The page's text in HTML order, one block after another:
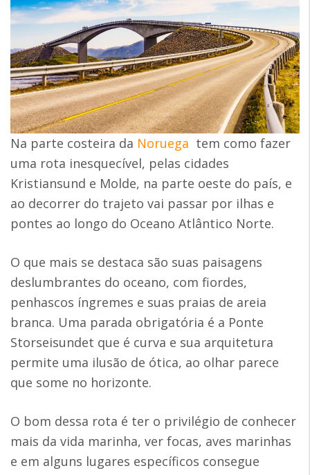
Na parte costeira da Noruega tem como fazer
uma rota inesquecível, pelas cidades
Kristiansund e Molde, na parte oeste do país, e
ao decorrer do trajeto vai passar por ilhas e
pontes ao longo do Oceano Atlântico Norte.
O que mais se destaca são suas paisagens
deslumbrantes do oceano, com fiordes,
penhascos íngremes e suas praias de areia
branca. Uma parada obrigatória é a Ponte
Storseisundet que é curva e sua arquitetura
permite uma ilusão de ótica, ao olhar parece
que some no horizonte.
O bom dessa rota é ter o privilégio de conhecer
mais da vida marinha, ver focas, aves marinhas
e em alguns lugares específicos consegue